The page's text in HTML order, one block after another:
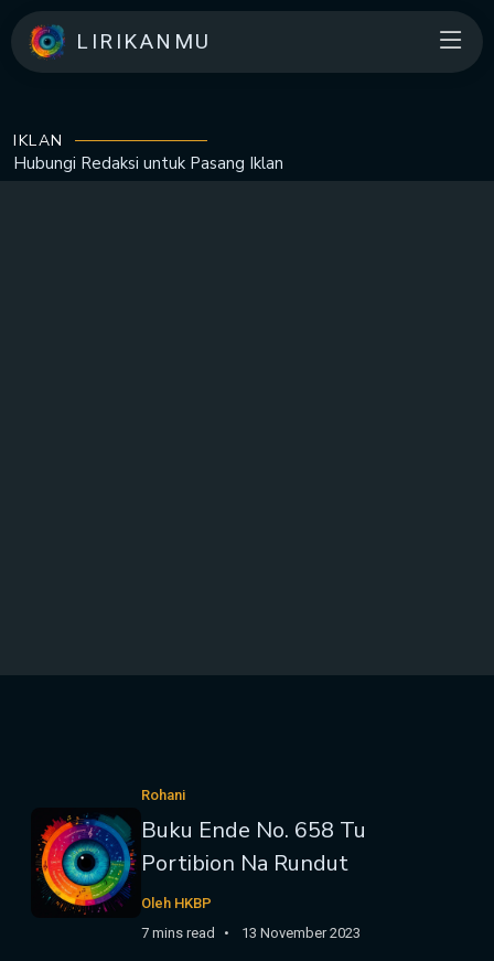
LIRIKANMU
IKLAN
Hubungi Redaksi untuk Pasang Iklan
Rohani
Buku Ende No. 658 Tu
Portibion Na Rundut
Oleh HKBP
7 mins read
13 November 2023